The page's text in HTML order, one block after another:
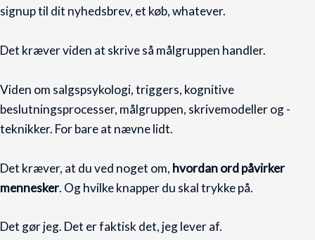
signup til dit nyhedsbrev, et køb, whatever.
Det kræver viden at skrive så målgruppen handler.
Viden om salgspsykologi, triggers, kognitive
beslutningsprocesser, målgruppen, skrivemodeller og -
teknikker. For bare at nævne lidt.
Det kræver, at du ved noget om, hvordan ord påvirker
mennesker. Og hvilke knapper du skal trykke på.
Det gør jeg. Det er faktisk det, jeg lever af.